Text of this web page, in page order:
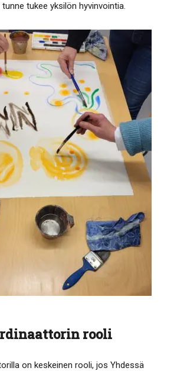
tukee yksilön hyvinvointia.
rooli
on keskeinen rooli, jos Yhdessä